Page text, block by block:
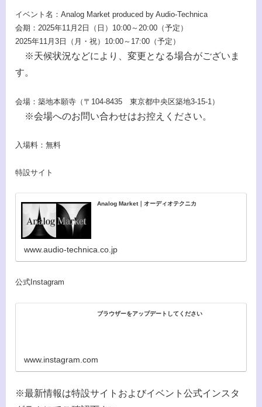
イベント名：Analog Market produced by Audio-Technica
会期：2025年11月2日（日）10:00～20:00（予定）
2025年11月3日（月・祝）10:00～17:00（予定）
※天候状況などにより、変更となる場合がございま
す。
会場：築地本願寺（〒104-8435 東京都中央区築地3-15-1）
※会場へのお問い合わせはお控えください。
入場料：無料
特設サイト
Analog Market｜オーディオテクニカ
www.audio-technica.co.jp
公式Instagram
ブラウザーをアップデートしてください
www.instagram.com
※最新情報は特設サイトおよびイベント公式インスタ